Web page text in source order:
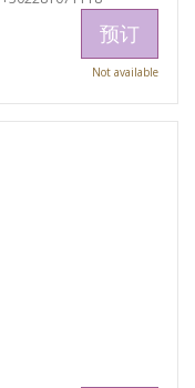
预订
Not available